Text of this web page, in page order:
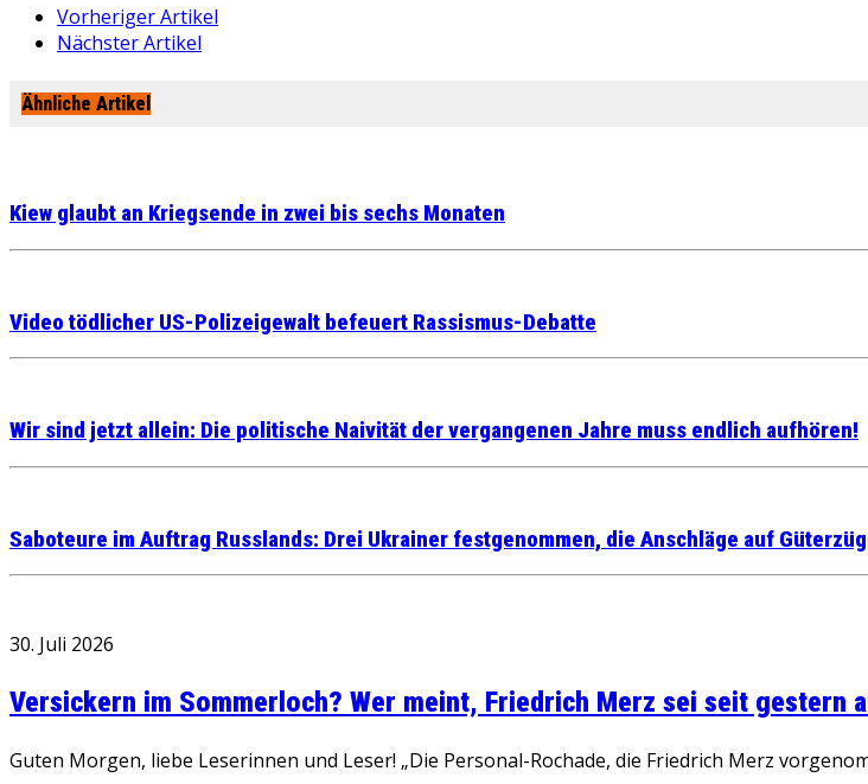
Vorheriger Artikel
Nächster Artikel
Ähnliche Artikel
Kiew glaubt an Kriegsende in zwei bis sechs Monaten
Video tödlicher US-Polizeigewalt befeuert Rassismus-Debatte
Wir sind jetzt allein: Die politische Naivität der vergangenen Jahre muss endlich aufhören!
Saboteure im Auftrag Russlands: Drei Ukrainer festgenommen, die Anschläge auf
30. Juli 2026
Versickern im Sommerloch? Wer meint, Friedrich Merz sei seit gestern
Guten Morgen, liebe Leserinnen und Leser! „Die Personal-Rochade, die Friedrich Merz